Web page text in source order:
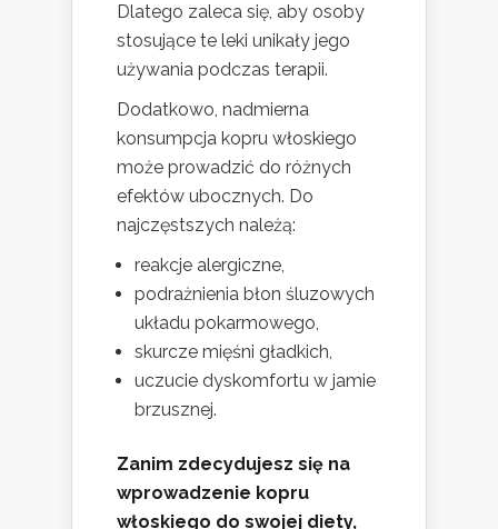
Dlatego zaleca się, aby osoby
stosujące te leki unikały jego
używania podczas terapii.
Dodatkowo, nadmierna
konsumpcja kopru włoskiego
może prowadzić do różnych
efektów ubocznych. Do
najczęstszych należą:
reakcje alergiczne,
podrażnienia błon śluzowych
układu pokarmowego,
skurcze mięśni gładkich,
uczucie dyskomfortu w jamie
brzusznej.
Zanim zdecydujesz się na
wprowadzenie kopru
włoskiego do swojej diety,